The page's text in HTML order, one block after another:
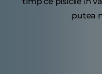
putea